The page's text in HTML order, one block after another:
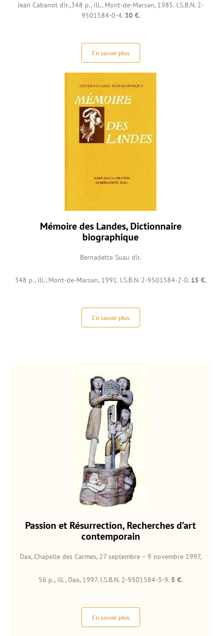
Jean Cabanot dir.,348 p., ill., Mont-de-Marsan, 1985. I.S.B.N. 2-
9501584-0-4. 30 €.
En savoir plus
Mémoire des Landes, Dictionnaire
biographique
Bernadette Suau dir.
348 p., ill., Mont-de-Marsan, 1991. I.S.B.N. 2-9501584-2-0. 15 €.
En savoir plus
Passion et Résurrection, Recherches d’art
contemporain
Dax, Chapelle des Carmes, 27 septembre – 9 novembre 1997,
56 p., ill., Dax, 1997. I.S.B.N. 2-9501584-3-9. 5 €.
En savoir plus